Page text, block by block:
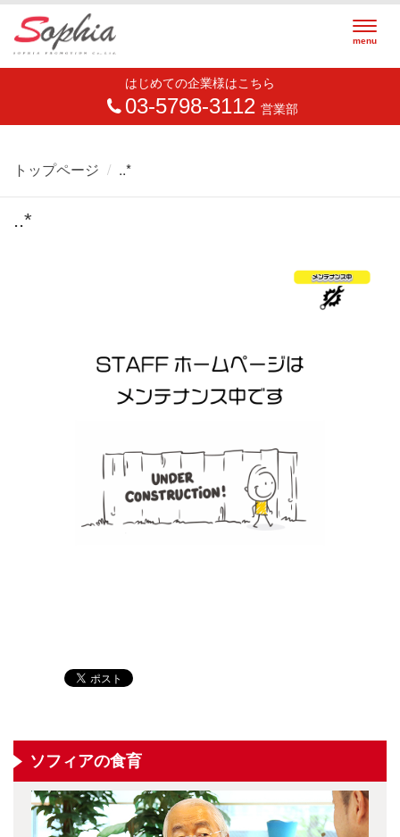
menu
はじめての企業様はこちら
03-5798-3112 営業部
トップページ ..*
..*
ソフィアの食育